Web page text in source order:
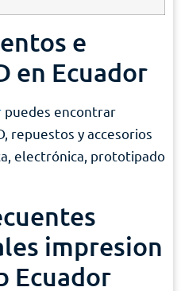
e
en Ecuador
puedes encontrar
repuestos y accesorios
electrónica, prototipado
impresion
Ecuador